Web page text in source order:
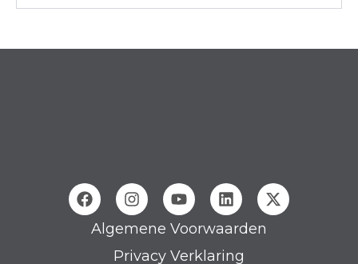
Algemene Voorwaarden
Privacy Verklaring